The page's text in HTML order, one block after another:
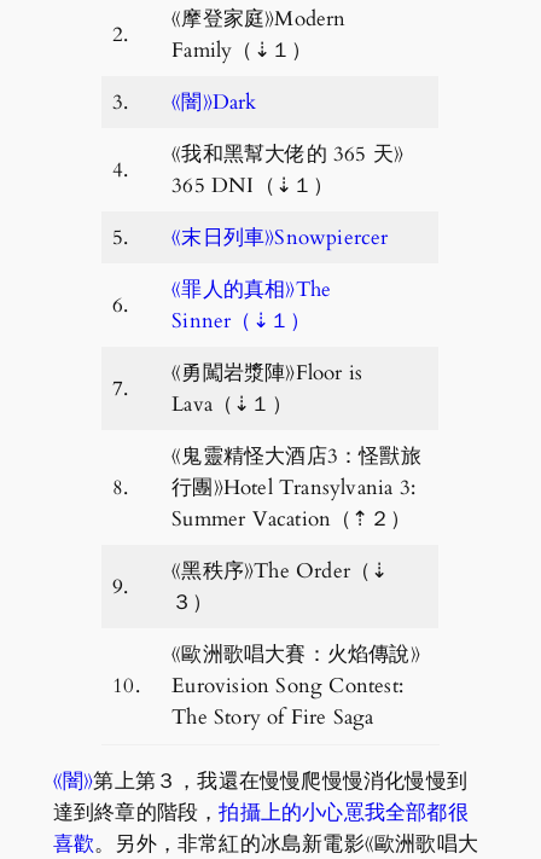
2.
《摩登家庭》Modern
Family（⇣１）
3.
《闇》Dark
4.
《我和黑幫大佬的 365 天》
365 DNI（⇣１）
5.
《末日列車》Snowpiercer
6.
《罪人的真相》The
Sinner（⇣１）
7.
《勇闖岩漿陣》Floor is
Lava（⇣１）
8.
《鬼靈精怪大酒店3：怪獸旅
行團》Hotel Transylvania 3:
Summer Vacation（⇡２）
9.
《黑秩序》The Order（⇣
３）
10.
《歐洲歌唱大賽：火焰傳說》
Eurovision Song Contest:
The Story of Fire Saga
《闇》第上第３，我還在慢慢爬慢慢消化慢慢到
達到終章的階段，拍攝上的小心罳我全部都很
喜歡。另外，非常紅的冰島新電影《歐洲歌唱大